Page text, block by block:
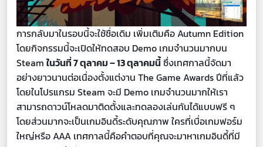
การกลับมาในรอบนี้จะใช้ชื่อเดิม เพิ่มเติมคือ Autumn Edition
โดยกิจกรรมนี้จะเปิดให้ทดสอบ Demo เกมจำนวนมากบน
Steamในวันที่ 7 ตุลาคม – 13 ตุลาคมนี้ซึ่งเทศกาลนี้จัดมา
อย่างยาวนานต่อเนื่องตั้งแต่งาน The Game Awards ปีที่แล้ว
โดยในโปรแกรม Steam จะมี Demo เกมจำนวนมากให้เรา
สามารถดาวน์โหลดมาติดตั้งและทดลองเล่นกันได้แบบฟรี ๆ
โดยส่วนมากจะเป็นเกมอินดี้ระดับคุณภาพ ใครที่เบื่อเกมฟอร์ม
ใหญ่หรือ AAA เทศกาลนี้คือคำตอบที่คุณจะมาหาเกมอินดี้ที่มี